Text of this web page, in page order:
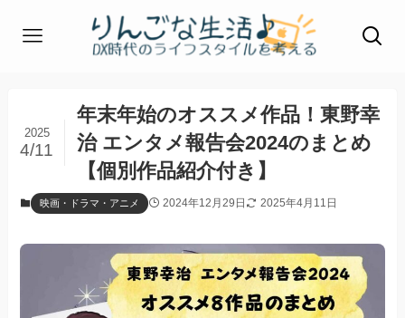
年末年始のオススメ作品！東野幸
治 エンタメ報告会2024のまとめ
【個別作品紹介付き】
2025
4/11
映画・ドラマ・アニメ 2024年12月29日 2025年4月11日